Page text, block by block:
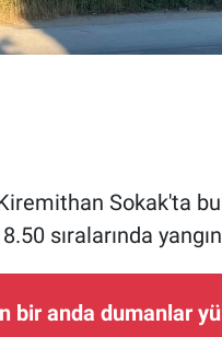
Sokak'ta
sıralarında yangın
bir anda dumanlar